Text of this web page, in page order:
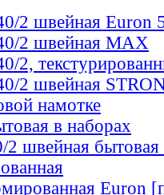
2 швейная Euron
2 швейная МАХ
2,
2 швейная
намотке
в наборах
2 швейная бытовая
Euron